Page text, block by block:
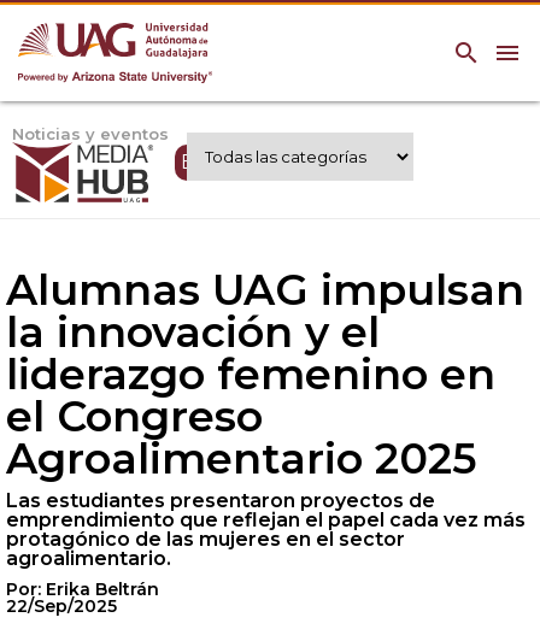
menu
search
Noticias y eventos
Expertos UAG
Alumnas UAG impulsan
la innovación y el
liderazgo femenino en
el Congreso
Agroalimentario 2025
Las estudiantes presentaron proyectos de
emprendimiento que reflejan el papel cada vez más
protagónico de las mujeres en el sector
agroalimentario.
Por: Erika Beltrán
22/Sep/2025